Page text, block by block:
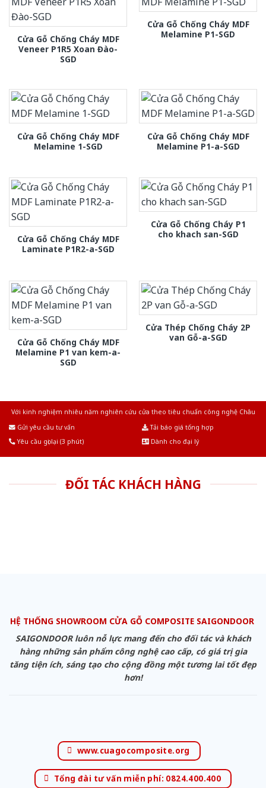
Cửa Gỗ Chống Cháy MDF
Veneer P1R5 Xoan Đào-
SGD
Cửa Gỗ Chống Cháy MDF
Melamine P1-SGD
Cửa Gỗ Chống Cháy MDF
Melamine 1-SGD
Cửa Gỗ Chống Cháy MDF
Melamine P1-a-SGD
Cửa Gỗ Chống Cháy MDF
Laminate P1R2-a-SGD
Cửa Gỗ Chống Cháy P1
cho khach san-SGD
Cửa Gỗ Chống Cháy MDF
Melamine P1 van kem-a-
SGD
Cửa Thép Chống Cháy 2P
van Gỗ-a-SGD
Với kinh nghiệm nhiêu năm nghiên cứu cửa theo tiêu chuẩn công nghệ Châu
Gửi yêu cầu tư vấn
Tải báo giá tổng hợp
Yêu cầu gọi lại (3 phút)
Dành cho đại lý
ĐỐI TÁC KHÁCH HÀNG
HỆ THỐNG SHOWROOM CỬA GỖ COMPOSITE SAIGONDOOR
SAIGONDOOR luôn nỗ lực mang đến cho đối tác và khách
hàng những sản phẩm công nghệ cao cấp, có giá trị gia
tăng tiện ích, sáng tạo cho cộng đồng một tương lai tốt đẹp
hơn!
www.cuagocomposite.org
Tổng đài tư vấn miễn phí: 0824.400.400